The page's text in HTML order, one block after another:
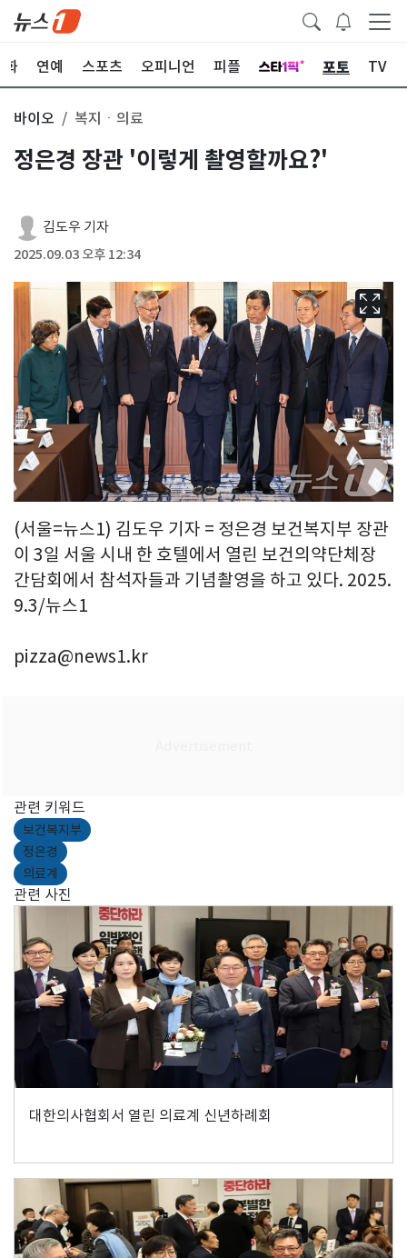
화 연예 스포츠 오피니언 피플 포토 TV
바이오 복지ㆍ의료
정은경 장관 '이렇게 촬영할까요?'
김도우 기자
2025.09.03 오후 12:34
(서울=뉴스1) 김도우 기자 = 정은경 보건복지부 장관
이 3일 서울 시내 한 호텔에서 열린 보건의약단체장
간담회에서 참석자들과 기념촬영을 하고 있다. 2025.
9.3/뉴스1
pizza@news1.kr
관련 키워드
보건복지부
정은경
의료계
관련 사진
대한의사협회서 열린 의료계 신년하례회